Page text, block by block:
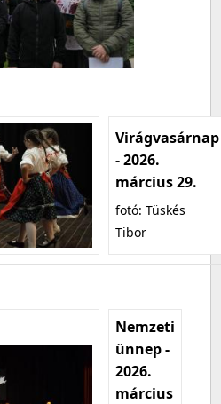
Virágvasárnap
- 2026.
március 29.
fotó: Tüskés
Tibor
Nemzeti
ünnep -
2026.
március